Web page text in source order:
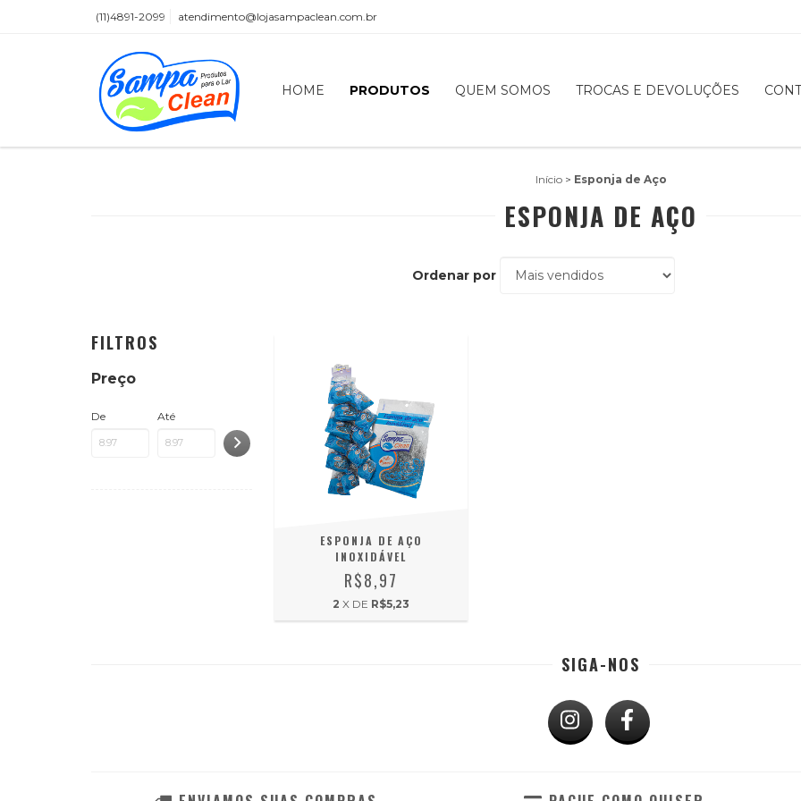
(11)4891-2099 atendimento@lojasampaclean.com.br
HOME PRODUTOS QUEM SOMOS TROCAS E DEVOLUÇÕES
Início > Esponja de Aço
ESPONJA DE AÇO
Ordenar por
FILTROS
Preço
De Até
ESPONJA DE AÇO
INOXIDÁVEL
R$8,97
2 X DE R$5,23
SIGA-NOS